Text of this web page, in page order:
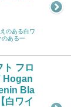
のある白ワ
のある一
ト フロ
Hogan
Bla
白ワイ